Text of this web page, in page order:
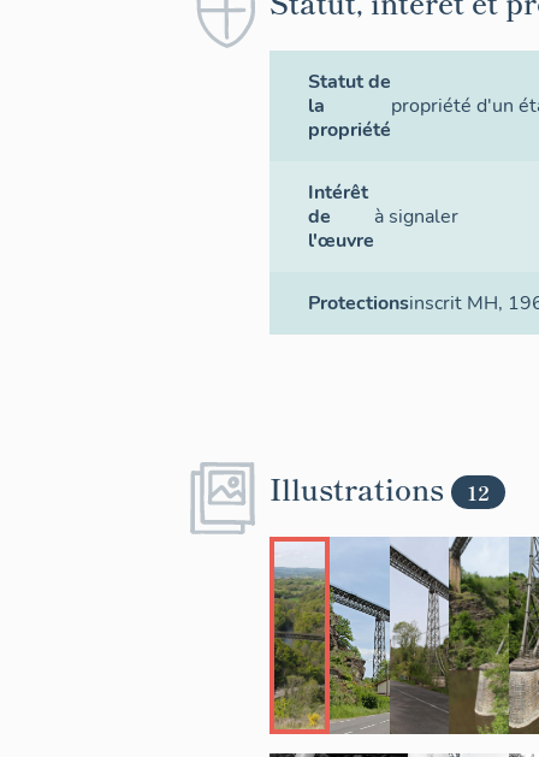
Statut de
la
propriété
propriété d'un
Intérêt
de
l'œuvre
à signaler
Protectionsinscrit MH,
Illustrations 12